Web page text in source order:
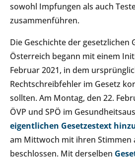
sowohl Impfungen als auch
zusammenführen.
Die Geschichte der gesetzlichen
Österreich begann mit einem
Februar 2021, in dem
Rechtschreibfehler im Gesetz
sollten. Am Montag, den 22.
ÖVP und SPÖ im
eigentlichen Gesetzestext
am Mittwoch mit ihren Stimmen
beschlossen. Mit derselben